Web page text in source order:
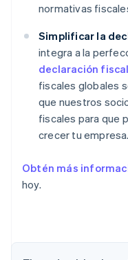
normativas
Simplificar la
integra a la
declaración fiscal
fiscales globales
que nuestros
fiscales para que
crecer tu empresa.
Obtén más
hoy.